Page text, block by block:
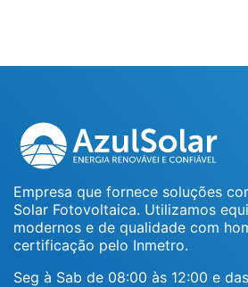
Empresa que fornece soluções
Solar Fotovoltaica. Utilizamos
modernos e de qualidade com
certificação pelo Inmetro.
Seg à Sab de 08:00 às 12:00 e